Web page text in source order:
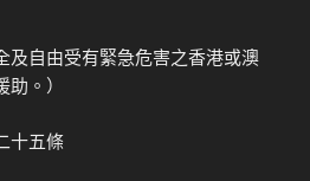
及自由受有緊急危害之香港或澳
。）
十五條